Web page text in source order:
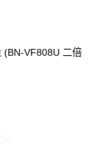
(BN-VF808U 二倍